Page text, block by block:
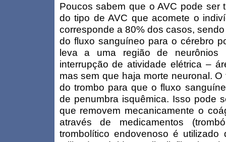
Poucos sabem que o AVC pode ser
do tipo de AVC que acomete o
corresponde a 80% dos casos,
do fluxo sanguíneo para o cérebro
leva a uma região de
interrupção de atividade elétrica –
mas sem que haja morte neuronal.
do trombo para que o fluxo
de penumbra isquêmica. Isso pode
que removem mecanicamente o
através de medicamentos
trombolítico endovenoso é